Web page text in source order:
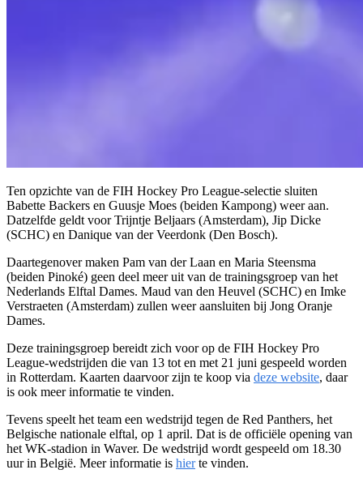
Ten opzichte van de FIH Hockey Pro League-selectie sluiten
Babette Backers en Guusje Moes (beiden Kampong) weer aan.
Datzelfde geldt voor Trijntje Beljaars (Amsterdam), Jip Dicke
(SCHC) en Danique van der Veerdonk (Den Bosch).
Daartegenover maken Pam van der Laan en Maria Steensma
(beiden Pinoké) geen deel meer uit van de trainingsgroep van het
Nederlands Elftal Dames. Maud van den Heuvel (SCHC) en Imke
Verstraeten (Amsterdam) zullen weer aansluiten bij Jong Oranje
Dames.
Deze trainingsgroep bereidt zich voor op de FIH Hockey Pro
League-wedstrijden die van 13 tot en met 21 juni gespeeld worden
in Rotterdam. Kaarten daarvoor zijn te koop via deze website, daar
is ook meer informatie te vinden.
Tevens speelt het team een wedstrijd tegen de Red Panthers, het
Belgische nationale elftal, op 1 april. Dat is de officiële opening van
het WK-stadion in Waver. De wedstrijd wordt gespeeld om 18.30
uur in België. Meer informatie is hierte vinden.